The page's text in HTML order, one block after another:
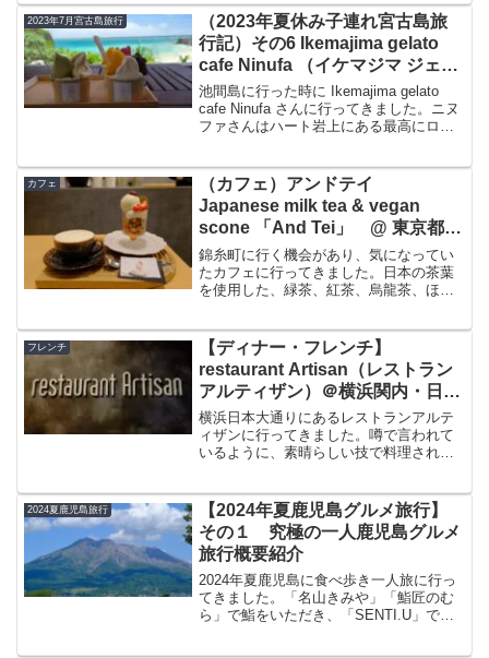
人を呼ぶ名店です。今回はそんなセンテ
ィウさんをブ...
2023年7月宮古島旅行
（2023年夏休み子連れ宮古島旅
行記）その6 Ikemajima gelato
cafe Ninufa （イケマジマ ジェラ
ート カフェ ニヌファ）@池間
島 最高のロケーション 絶景カ
フェ
池間島に行った時に Ikemajima gelato
cafe Ninufa さんに行ってきました。ニヌ
ファさんはハート岩上にある最高にロケ
ーに海外の様な雰囲気のカフェ、美味し
いジェラート、宮古島を存分に楽しめる
カフェだと思いました。今回このニヌフ
ァさんの場所・アクセス、お店、メニュ
ー、素敵な店内、ジェラートをブログで
紹介したいと思います。
カフェ
（カフェ）アンドテイ
Japanese milk tea & vegan
scone 「And Tei」 @ 東京都墨
田区錦糸町 日本の茶葉を使用し
たミルクティーのお店
錦糸町に行く機会があり、気になってい
たカフェに行ってきました。日本の茶葉
を使用した、緑茶、紅茶、烏龍茶、ほう
てブログで紹介したいと思います。アン
ドテイ Japanese...
フレンチ
【ディナー・フレンチ】
restaurant Artisan（レストラン
アルティザン）＠横浜関内・日本
大通り ボリューム満点！がっつ
りクラシックフレンチの肉祭り
横浜日本大通りにあるレストランアルテ
ィザンに行ってきました。噂で言われて
いるように、素晴らしい技で料理された
で行った感想、料理についてなどの体験
談、個人的な口コミを書きたいと思いま
す。
2024夏鹿児島旅行
【2024年夏鹿児島グルメ旅行】
その１ 究極の一人鹿児島グルメ
旅行概要紹介
2024年夏鹿児島に食べ歩き一人旅に行っ
てきました。「名山きみや」「鮨匠のむ
ら」で鮨をいただき、「SENTI.U」で夏